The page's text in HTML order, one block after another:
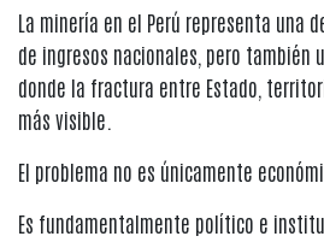
La minería en el Perú representa una
de ingresos nacionales, pero también
donde la fractura entre Estado,
más visible.
El problema no es únicamente
Es fundamentalmente político e